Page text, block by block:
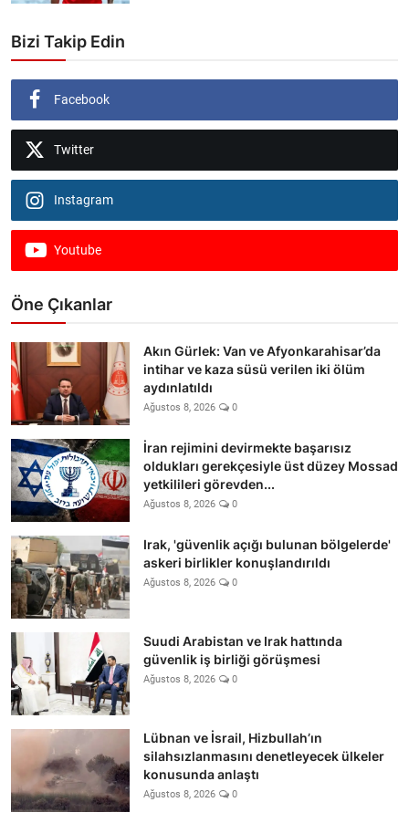
Bizi Takip Edin
Facebook
Twitter
Instagram
Youtube
Öne Çıkanlar
Akın Gürlek: Van ve Afyonkarahisar’da
intihar ve kaza süsü verilen iki ölüm
aydınlatıldı
Ağustos 8, 2026 0
İran rejimini devirmekte başarısız
oldukları gerekçesiyle üst düzey Mossad
yetkilileri görevden...
Ağustos 8, 2026 0
Irak, 'güvenlik açığı bulunan bölgelerde'
askeri birlikler konuşlandırıldı
Ağustos 8, 2026 0
Suudi Arabistan ve Irak hattında
güvenlik iş birliği görüşmesi
Ağustos 8, 2026 0
Lübnan ve İsrail, Hizbullah’ın
silahsızlanmasını denetleyecek ülkeler
konusunda anlaştı
Ağustos 8, 2026 0